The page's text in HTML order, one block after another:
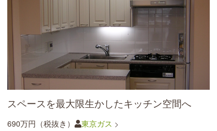
スペースを最大限生かしたキッチン空間へ
690万円（税抜き） 東京ガス